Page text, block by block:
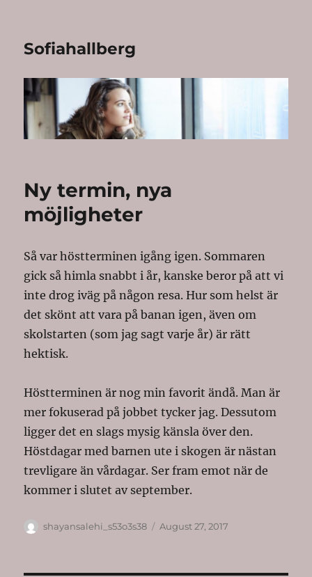
Sofiahallberg
Ny termin, nya
möjligheter
Så var höstterminen igång igen. Sommaren
gick så himla snabbt i år, kanske beror på att vi
inte drog iväg på någon resa. Hur som helst är
det skönt att vara på banan igen, även om
skolstarten (som jag sagt varje år) är rätt
hektisk.
Höstterminen är nog min favorit ändå. Man är
mer fokuserad på jobbet tycker jag. Dessutom
ligger det en slags mysig känsla över den.
Höstdagar med barnen ute i skogen är nästan
trevligare än vårdagar. Ser fram emot när de
kommer i slutet av september.
Author
shayansalehi_s53o3s38
Posted
August 27, 2017